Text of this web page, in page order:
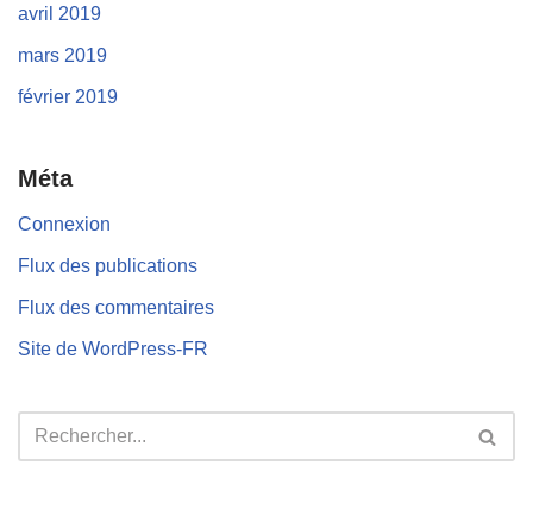
avril 2019
mars 2019
février 2019
Méta
Connexion
Flux des publications
Flux des commentaires
Site de WordPress-FR